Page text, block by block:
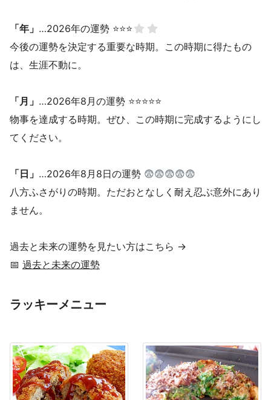
「年」 …2026年の運勢 ⭐⭐⭐
今後の運勢を決定する重要な時期。この時期に得たもの
は、生涯不動に。
「月」 …2026年8月の運勢 ⭐⭐⭐⭐⭐
物事を達成する時期。ぜひ、この時期に完成するようにし
てください。
「日」 …2026年8月8日の運勢 😨😨😨😨😨
八方ふさがりの時期。ただおとなしく耐え忍ぶ意外にあり
ません。
過去と未来の運勢を見たい方はこちら →
📅 過去と未来の運勢
ラッキーメニュー